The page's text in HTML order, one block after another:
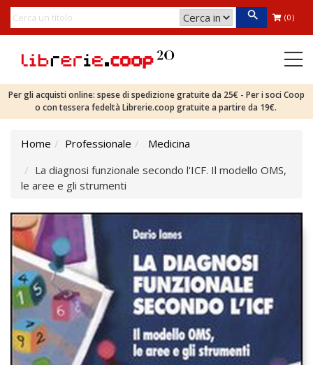
(0)
Per gli acquisti online: spese di spedizione gratuite da 25€ - Per i soci Coop
o con tessera fedeltà Librerie.coop gratuite a partire da 19€.
Home Professionale
Medicina
La diagnosi funzionale secondo l'ICF. Il modello OMS,
le aree e gli strumenti